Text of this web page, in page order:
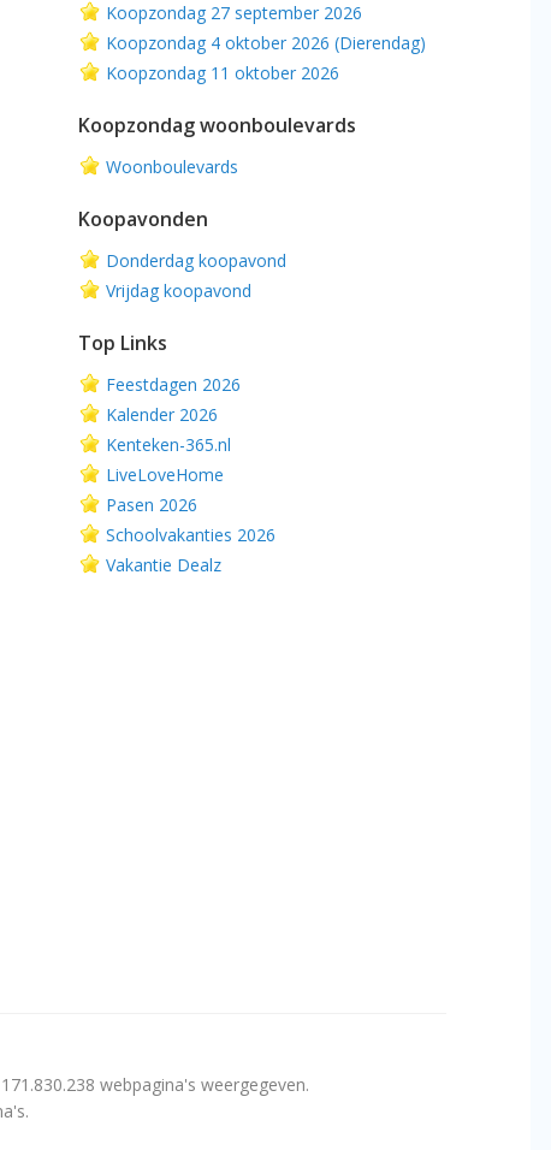
Koopzondag 27 september 2026
Koopzondag 4 oktober 2026 (Dierendag)
Koopzondag 11 oktober 2026
Koopzondag woonboulevards
Woonboulevards
Koopavonden
Donderdag koopavond
Vrijdag koopavond
Top Links
Feestdagen 2026
Kalender 2026
Kenteken-365.nl
LiveLoveHome
Pasen 2026
Schoolvakanties 2026
Vakantie Dealz
webpagina's weergegeven.